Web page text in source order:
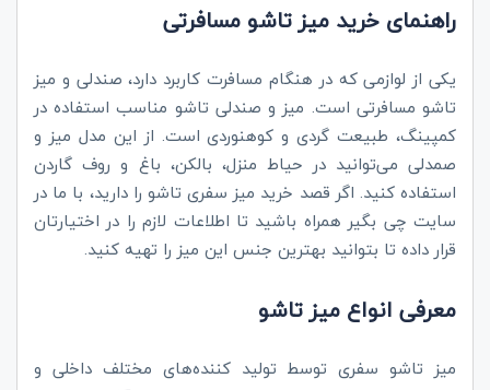
راهنمای خرید میز تاشو مسافرتی
یکی از لوازمی که در هنگام مسافرت کاربرد دارد، صندلی و میز
تاشو مسافرتی است. میز و صندلی تاشو مناسب استفاده در
کمپینگ، طبیعت گردی و کوهنوردی است. از این مدل میز و
صمدلی می‌توانید در حیاط منزل، بالکن، باغ و روف گاردن
استفاده کنید. اگر قصد خرید میز سفری تاشو را دارید، با ما در
سایت چی بگیر همراه باشید تا اطلاعات لازم را در اختیارتان
قرار داده تا بتوانید بهترین جنس این میز را تهیه کنید.
معرفی انواع میز تاشو
میز تاشو سفری توسط تولید کننده‌های مختلف داخلی و